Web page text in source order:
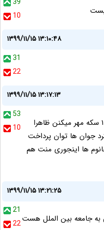
10
۱۳۹۹/۱۱/۱۵ ۱۳:۱۰:۴۸
31
22
۱۳۹۹/۱۱/۱۵ ۱۳:۱۷:۱۳
53
10
بیشتر ازدواج ها که ما ثبت میکنیم ۱ سکه مهر میکنن ظاهرا
جوان ها توان پرداخت
خانوم ها اینجوری منت هم
۱۳۹۹/۱۱/۱۵ ۱۳:۲۱:۲۵
21
22به جامعه بین الملل هست